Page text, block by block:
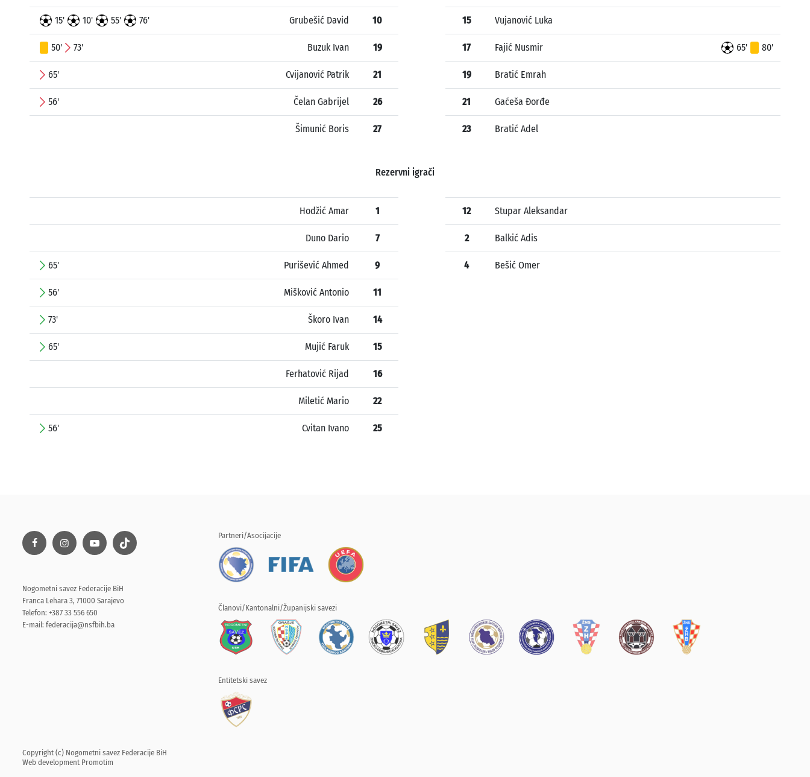
15' 10' 55' 76' Grubešić David 10
50' 73' Buzuk Ivan 19
65' Cvijanović Patrik 21
56' Čelan Gabrijel 26
Šimunić Boris 27
15 Vujanović Luka
17 Fajić Nusmir 65' 80'
19 Bratić Emrah
21 Gaćeša Đorđe
23 Bratić Adel
Rezervni igrači
Hodžić Amar 1
Duno Dario 7
65' Purišević Ahmed 9
56' Mišković Antonio 11
73' Škoro Ivan 14
65' Mujić Faruk 15
Ferhatović Rijad 16
Miletić Mario 22
56' Cvitan Ivano 25
12 Stupar Aleksandar
2 Balkić Adis
4 Bešić Omer
Nogometni savez Federacije BiH
Franca Lehara 3, 71000 Sarajevo
Telefon: +387 33 556 650
E-mail: federacija@nsfbih.ba
Partneri/Asocijacije
Članovi/Kantonalni/Županijski savezi
Entitetski savez
Copyright (c) Nogometni savez Federacije BiH
Web development Promotim